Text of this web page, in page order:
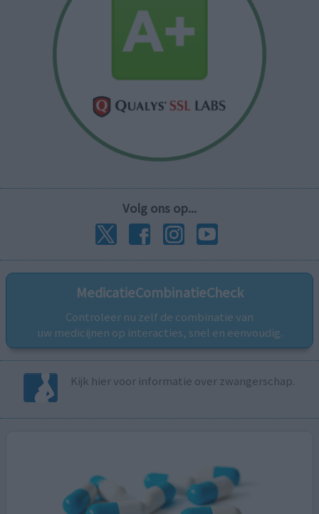
Volg ons op...
MedicatieCombinatieCheck
Controleer nu zelf de combinatie van
uw medicijnen op interacties, snel en eenvoudig.
Kijk hier voor informatie over zwangerschap.